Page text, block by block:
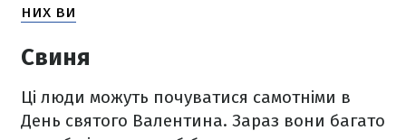
них ви
Свиня
Ці люди можуть почуватися самотніми в
День святого Валентина. Зараз вони багато